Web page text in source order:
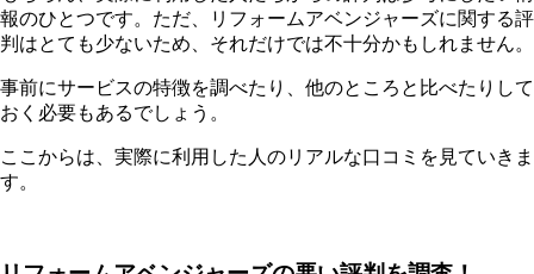
報のひとつです。ただ、リフォームアベンジャーズに関する評
判はとても少ないため、それだけでは不十分かもしれません。
事前にサービスの特徴を調べたり、他のところと比べたりして
おく必要もあるでしょう。
ここからは、実際に利用した人のリアルな口コミを見ていきま
す。